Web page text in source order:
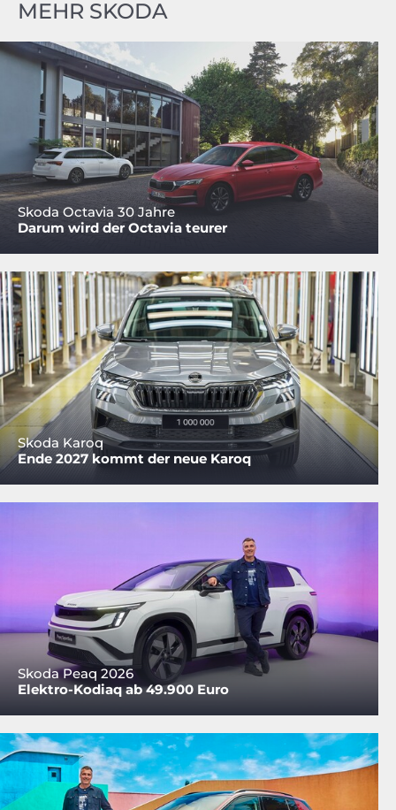
MEHR SKODA
Skoda Octavia 30 Jahre
Darum wird der Octavia teurer
Skoda Karoq
Ende 2027 kommt der neue Karoq
Skoda Peaq 2026
Elektro-Kodiaq ab 49.900 Euro